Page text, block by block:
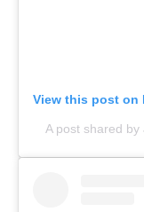
View this post on
A post shared by